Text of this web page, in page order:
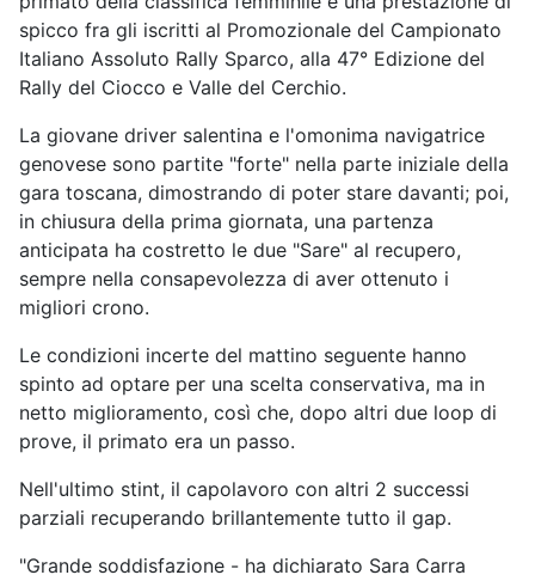
spicco fra gli iscritti al Promozionale del Campionato
Italiano Assoluto Rally Sparco, alla 47° Edizione del
Rally del Ciocco e Valle del Cerchio.
La giovane driver salentina e l'omonima navigatrice
genovese sono partite "forte" nella parte iniziale della
gara toscana, dimostrando di poter stare davanti; poi,
in chiusura della prima giornata, una partenza
anticipata ha costretto le due "Sare" al recupero,
sempre nella consapevolezza di aver ottenuto i
migliori crono.
Le condizioni incerte del mattino seguente hanno
spinto ad optare per una scelta conservativa, ma in
netto miglioramento, così che, dopo altri due loop di
prove, il primato era un passo.
Nell'ultimo stint, il capolavoro con altri 2 successi
parziali recuperando brillantemente tutto il gap.
"Grande soddisfazione - ha dichiarato Sara Carra